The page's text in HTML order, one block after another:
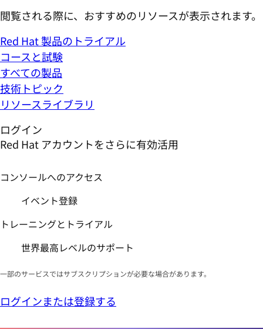
閲覧される際に、おすすめのリソースが表示されます。
Red Hat 製品のトライアル
コースと試験
すべての製品
技術トピック
リソースライブラリ
ログイン
Red Hat アカウントをさらに有効活用
コンソールへのアクセス
イベント登録
トレーニングとトライアル
世界最高レベルのサポート
一部のサービスではサブスクリプションが必要な場合があります。
ログインまたは登録する